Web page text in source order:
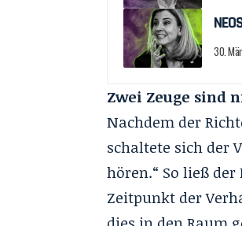
30.
Zwei Zeuge sind
Nachdem der
schaltete sich der
hören.“ So ließ
Zeitpunkt der